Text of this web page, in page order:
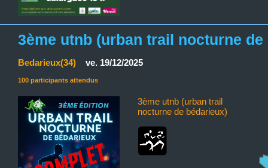
3ème utnb (urban trail nocturne de
Bedarieux(34) ve. 19/12/2025
100 participants attendus
3ème utnb (urban trail
nocturne de bédarieux)